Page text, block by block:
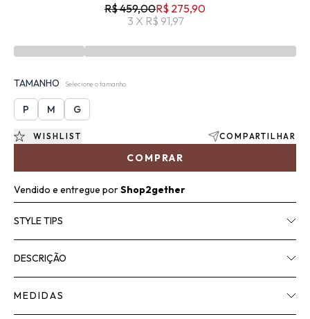
R$ 459,00R$ 275,90
3 X R$ 91,97
TAMANHO Selecione o tamanho
P M G
COMPRAR
WISHLIST COMPARTILHAR
Vendido e entregue porShop2gether
STYLE TIPS
DESCRIÇÃO
MEDIDAS